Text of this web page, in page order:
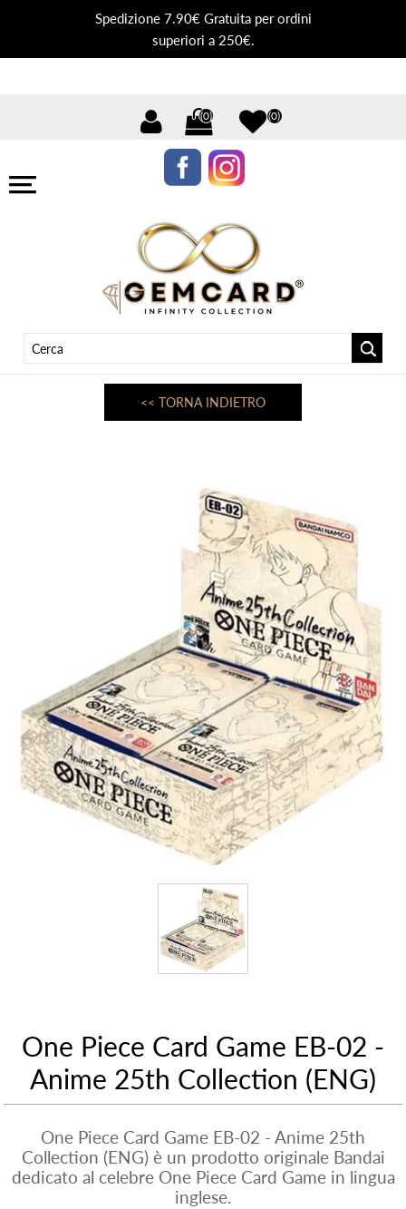
Spedizione 7.90€ Gratuita per ordini
superiori a 250€.
(0) (0)
<< TORNA INDIETRO
One Piece Card Game EB-02 -
Anime 25th Collection (ENG)
One Piece Card Game EB-02 - Anime 25th
Collection (ENG) è un prodotto originale Bandai
dedicato al celebre One Piece Card Game in lingua
inglese.